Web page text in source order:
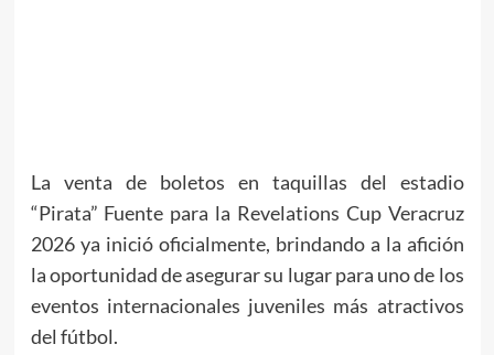
La venta de boletos en taquillas del estadio
“Pirata” Fuente para la Revelations Cup Veracruz
2026 ya inició oficialmente, brindando a la afición
la oportunidad de asegurar su lugar para uno de los
eventos internacionales juveniles más atractivos
del fútbol.